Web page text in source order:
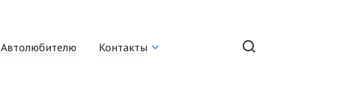
Автолюбителю Контакты